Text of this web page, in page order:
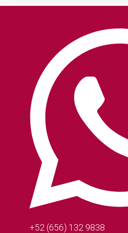
+52 (656) 132 9838